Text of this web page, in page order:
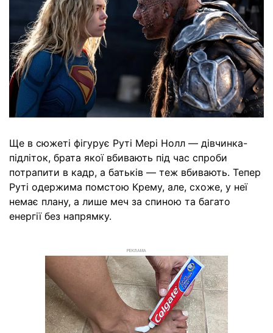
Ще в сюжеті фігурує Руті Мері Нолл — дівчинка-
підліток, брата якої вбивають під час спроби
потрапити в кадр, а батьків — теж вбивають. Тепер
Руті одержима помстою Крему, але, схоже, у неї
немає плану, а лише меч за спиною та багато
енергії без напрямку.
РЕКЛАМА